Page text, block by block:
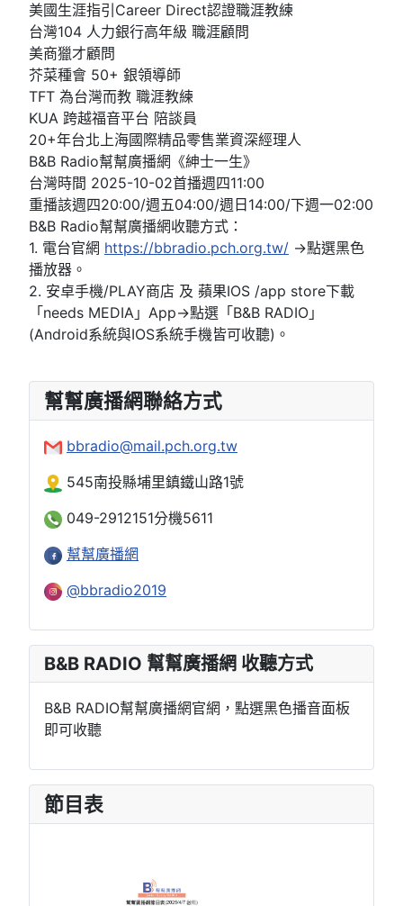
美國生涯指引Career Direct認證職涯教練
台灣104 人力銀行高年級 職涯顧問
美商獵才顧問
芥菜種會 50+ 銀領導師
TFT 為台灣而教 職涯教練
KUA 跨越福音平台 陪談員
20+年台北上海國際精品零售業資深經理人
B&B Radio幫幫廣播網《紳士一生》
台灣時間 2025-10-02首播週四11:00
重播該週四20:00/週五04:00/週日14:00/下週一02:00
B&B Radio幫幫廣播網收聽方式：
1. 電台官網 https://bbradio.pch.org.tw/ →點選黑色
播放器。
2. 安卓手機/PLAY商店 及 蘋果IOS /app store下載
「needs MEDIA」App→點選「B&B RADIO」
(Android系統與IOS系統手機皆可收聽)。
幫幫廣播網聯絡方式
bbradio@mail.pch.org.tw
545南投縣埔里鎮鐵山路1號
049-2912151分機5611
幫幫廣播網
@bbradio2019
B&B RADIO 幫幫廣播網 收聽方式
B&B RADIO幫幫廣播網官網，點選黑色播音面板
即可收聽
節目表